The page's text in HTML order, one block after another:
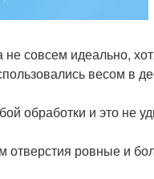
совсем идеально,
весом в
обработки и это не
отверстия ровные и